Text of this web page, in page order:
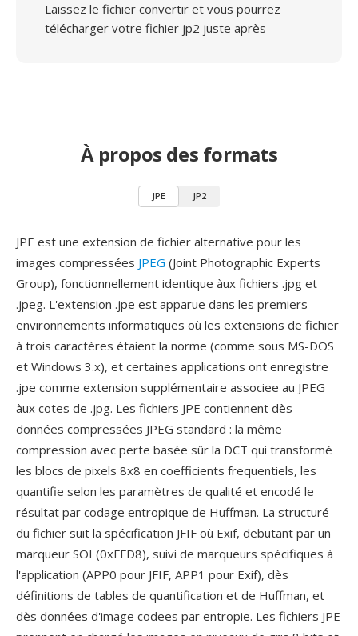
Laissez le fichier convertir et vous pourrez
télécharger votre fichier jp2 juste après
À propos des formats
JPE JP2
JPE est une extension de fichier alternative pour les
images compressées JPEG (Joint Photographic Experts
Group), fonctionnellement identique àux fichiers .jpg et
.jpeg. L'extension .jpe est apparue dans les premiers
environnements informatiques où les extensions de fichier
à trois caractères étaient la norme (comme sous MS-DOS
et Windows 3.x), et certaines applications ont enregistre
.jpe comme extension supplémentaire associee au JPEG
àux cotes de .jpg. Les fichiers JPE contiennent dès
données compressées JPEG standard : la même
compression avec perte basée sûr la DCT qui transformé
les blocs de pixels 8x8 en coefficients frequentiels, les
quantifie selon les paramètres de qualité et encodé le
résultat par codage entropique de Huffman. La structuré
du fichier suit la spécification JFIF où Exif, debutant par un
marqueur SOI (0xFFD8), suivi de marqueurs spécifiques à
l'application (APP0 pour JFIF, APP1 pour Exif), dès
définitions de tables de quantification et de Huffman, et
dès données d'image codees par entropie. Les fichiers JPE